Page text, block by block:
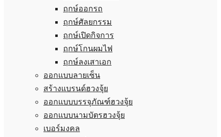
ฤกษ์ออกรถ
ฤกษ์ศัลยกรรม
ฤกษ์เปิดกิจการ
ฤกษ์โกนผมไฟ
ฤกษ์ลงเสาเอก
ออกแบบลายเซ็น
สร้างแบรนด์ฮวงจุ้ย
ออกแบบบรรจุภัณฑ์ฮวงจุ้ย
ออกแบบนามบัตรฮวงจุ้ย
เบอร์มงคล